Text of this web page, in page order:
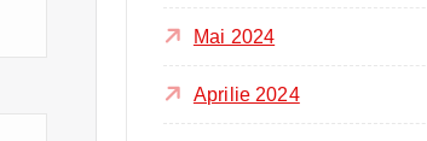
Mai 2024
Aprilie 2024